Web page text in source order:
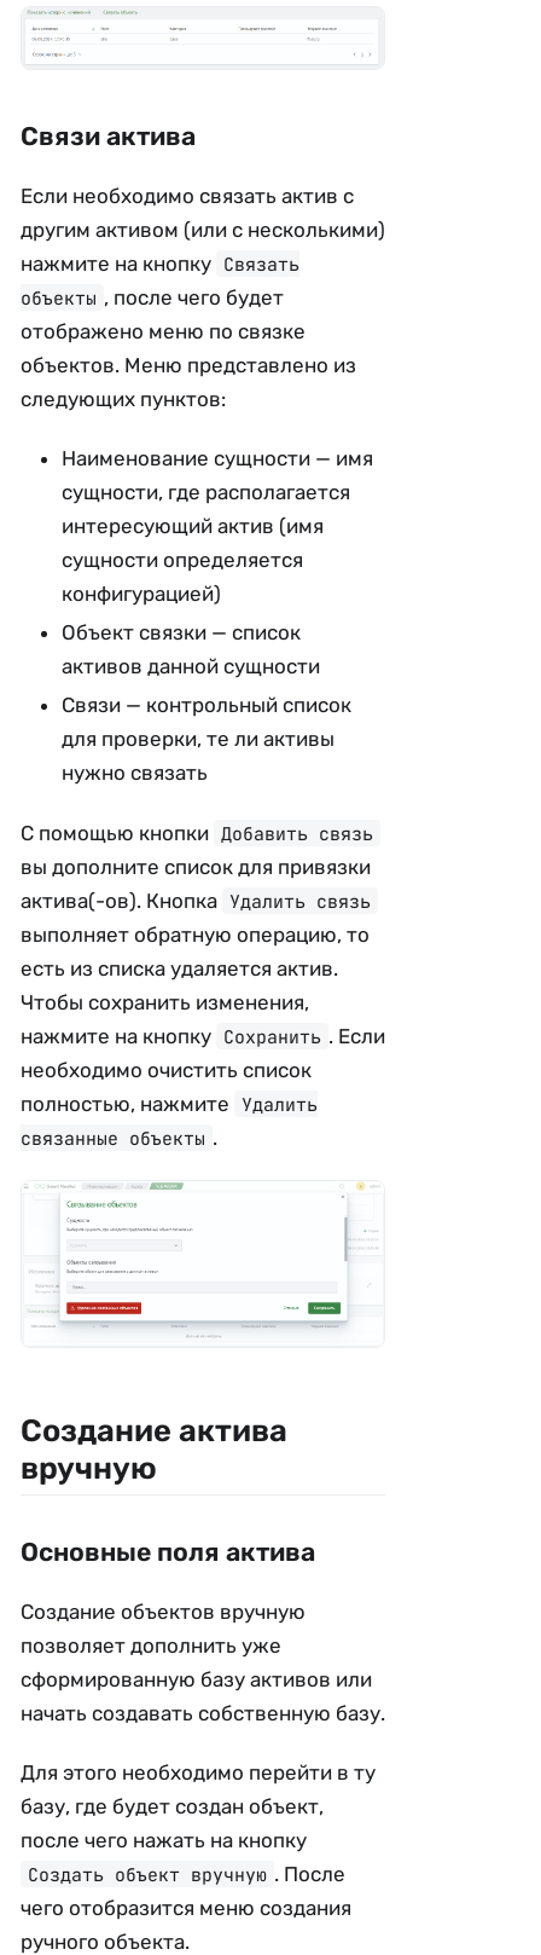
Связи актива
Если необходимо связать актив с
другим активом (или с несколькими)
нажмите на кнопку Связать
объекты , после чего будет
отображено меню по связке
объектов. Меню представлено из
следующих пунктов:
Наименование сущности — имя
сущности, где располагается
интересующий актив (имя
сущности определяется
конфигурацией)
Объект связки — список
активов данной сущности
Связи — контрольный список
для проверки, те ли активы
нужно связать
С помощью кнопки Добавить связь
вы дополните список для привязки
актива(-ов). Кнопка Удалить связь
выполняет обратную операцию, то
есть из списка удаляется актив.
Чтобы сохранить изменения,
нажмите на кнопку Сохранить . Если
необходимо очистить список
полностью, нажмите
Удалить
связанные объекты .
Создание актива
вручную
Основные поля актива
Создание объектов вручную
позволяет дополнить уже
сформированную базу активов или
начать создавать собственную базу.
Для этого необходимо перейти в ту
базу, где будет создан объект,
после чего нажать на кнопку
Создать объект вручную . После
чего отобразится меню создания
ручного объекта.